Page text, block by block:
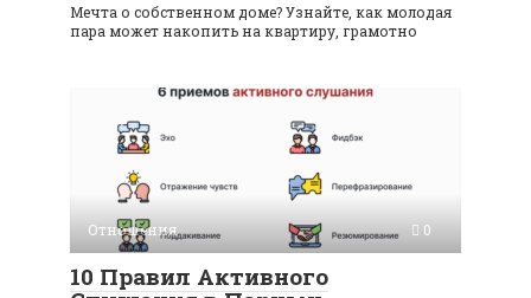
Мечта о собственном доме? Узнайте, как молодая
пара может накопить на квартиру, грамотно
Отношения 0
10 Правил Активного